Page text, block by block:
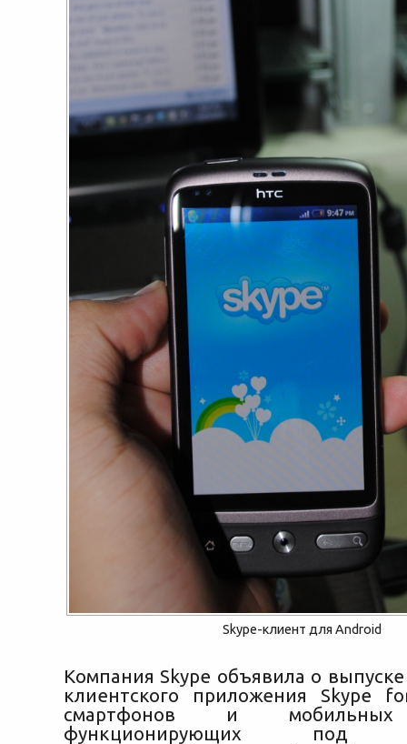
Skype-клиент для Android
Компания Skype объявила о
клиентского приложения Skype
смартфонов и мобильных
функционирующих под